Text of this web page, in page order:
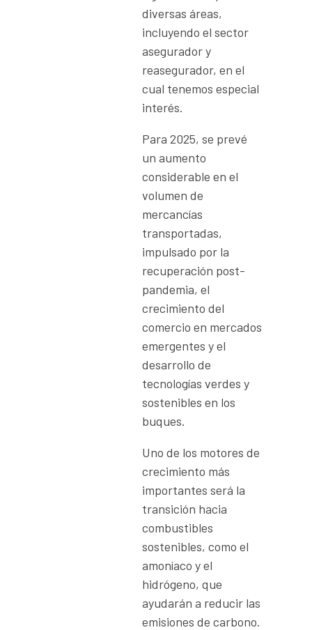
diversas áreas,
incluyendo el sector
asegurador y
reasegurador, en el
cual tenemos especial
interés.
Para 2025, se prevé
un aumento
considerable en el
volumen de
mercancías
transportadas,
impulsado por la
recuperación post-
pandemia, el
crecimiento del
comercio en mercados
emergentes y el
desarrollo de
tecnologías verdes y
sostenibles en los
buques.
Uno de los motores de
crecimiento más
importantes será la
transición hacia
combustibles
sostenibles, como el
amoníaco y el
hidrógeno, que
ayudarán a reducir las
emisiones de carbono.